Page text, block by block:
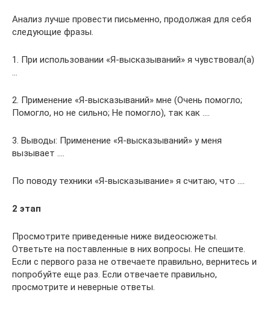
Анализ лучше провести письменно, продолжая для себя
следующие фразы.
1. При использовании «Я-высказываний» я чувствовал(а)
…
2. Применение «Я-высказываний» мне (Очень помогло;
Помогло, но не сильно; Не помогло), так как ….
3. Выводы: Применение «Я-высказываний» у меня
вызывает ….
По поводу техники «Я-высказывание» я считаю, что ….
2 этап
Просмотрите приведенные ниже видеосюжеты.
Ответьте на поставленные в них вопросы. Не спешите.
Если с первого раза не отвечаете правильно, вернитесь и
попробуйте еще раз. Если отвечаете правильно,
просмотрите и неверные ответы.